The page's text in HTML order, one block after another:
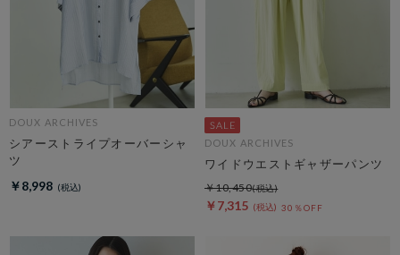
DOUX ARCHIVES
シアーストライプオーバーシャ
ツ
￥8,998
DOUX ARCHIVES
ワイドウエストギャザーパンツ
￥7,315 30％OFF
￥10,450